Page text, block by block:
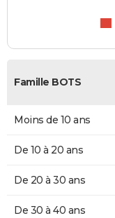
Famille BOTS
Moins de 10 ans
De 10 à 20 ans
De 20 à 30 ans
De 30 à 40 ans